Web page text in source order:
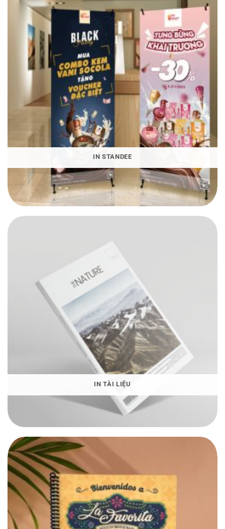
IN STANDEE
IN TÀI LIỆU